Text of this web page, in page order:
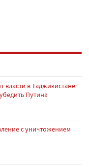
власти в Таджикистане:
Путина
с уничтожением